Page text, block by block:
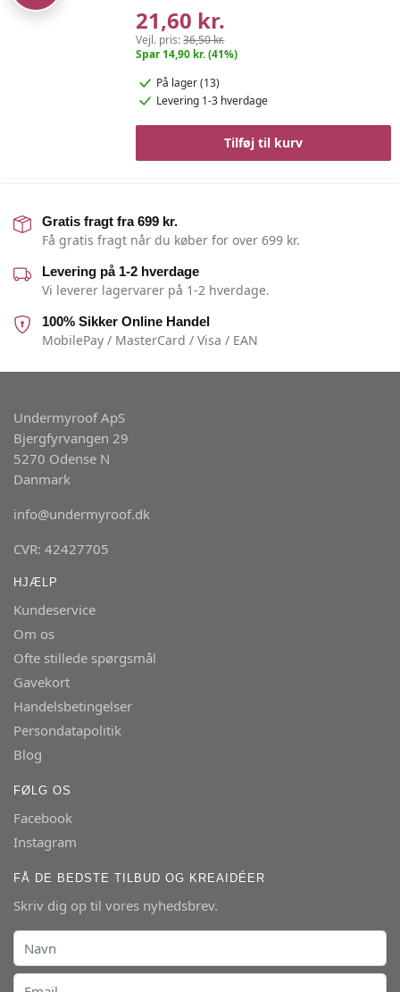
21,60 kr.
Vejl. pris:36,50 kr.
Spar 14,90 kr. (41%)
På lager (13)
Levering 1-3 hverdage
Tilføj til kurv
Gratis fragt fra 699 kr.
Få gratis fragt når du køber for over 699 kr.
Levering på 1-2 hverdage
Vi leverer lagervarer på 1-2 hverdage.
100% Sikker Online Handel
MobilePay / MasterCard / Visa / EAN
Undermyroof ApS
Bjergfyrvangen 29
5270 Odense N
Danmark
info@undermyroof.dk
CVR: 42427705
HJÆLP
Kundeservice
Om os
Ofte stillede spørgsmål
Gavekort
Handelsbetingelser
Persondatapolitik
Blog
FØLG OS
Facebook
Instagram
FÅ DE BEDSTE TILBUD OG KREAIDÉER
Skriv dig op til vores nyhedsbrev.